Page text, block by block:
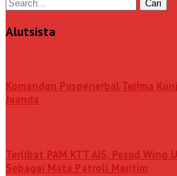
Alutsista
Komandan Puspenerbal Terima
Juanda
Terlibat PAM KTT AIS, Pesud Wing
Sebagai Mata Patroli Maritim